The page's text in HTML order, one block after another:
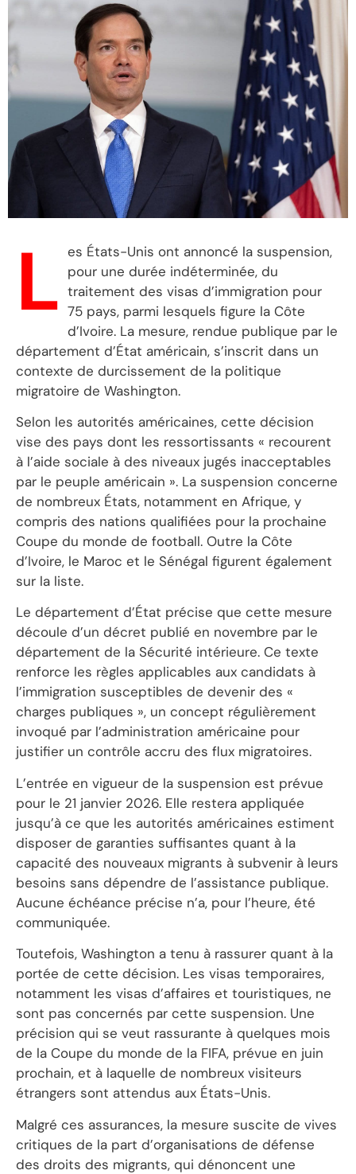
L es États-Unis ont annoncé la suspension,
pour une durée indéterminée, du
traitement des visas d’immigration pour
75 pays, parmi lesquels figure la Côte
d’Ivoire. La mesure, rendue publique par le
département d’État américain, s’inscrit dans un
contexte de durcissement de la politique
migratoire de Washington.
Selon les autorités américaines, cette décision
vise des pays dont les ressortissants « recourent
à l’aide sociale à des niveaux jugés inacceptables
par le peuple américain ». La suspension concerne
de nombreux États, notamment en Afrique, y
compris des nations qualifiées pour la prochaine
Coupe du monde de football. Outre la Côte
d’Ivoire, le Maroc et le Sénégal figurent également
sur la liste.
Le département d’État précise que cette mesure
découle d’un décret publié en novembre par le
département de la Sécurité intérieure. Ce texte
renforce les règles applicables aux candidats à
l’immigration susceptibles de devenir des «
charges publiques », un concept régulièrement
invoqué par l’administration américaine pour
justifier un contrôle accru des flux migratoires.
L’entrée en vigueur de la suspension est prévue
pour le 21 janvier 2026. Elle restera appliquée
jusqu’à ce que les autorités américaines estiment
disposer de garanties suffisantes quant à la
capacité des nouveaux migrants à subvenir à leurs
besoins sans dépendre de l’assistance publique.
Aucune échéance précise n’a, pour l’heure, été
communiquée.
Toutefois, Washington a tenu à rassurer quant à la
portée de cette décision. Les visas temporaires,
notamment les visas d’affaires et touristiques, ne
sont pas concernés par cette suspension. Une
précision qui se veut rassurante à quelques mois
de la Coupe du monde de la FIFA, prévue en juin
prochain, et à laquelle de nombreux visiteurs
étrangers sont attendus aux États-Unis.
Malgré ces assurances, la mesure suscite de vives
critiques de la part d’organisations de défense
des droits des migrants, qui dénoncent une